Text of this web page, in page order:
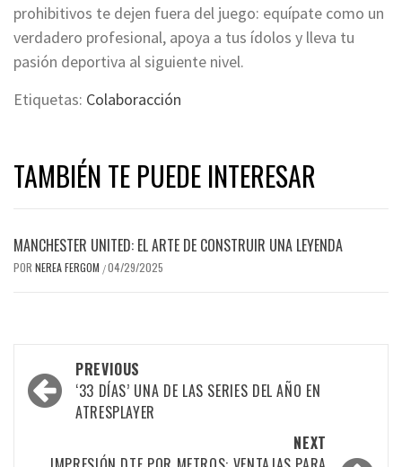
prohibitivos te dejen fuera del juego: equípate como un
verdadero profesional, apoya a tus ídolos y lleva tu
pasión deportiva al siguiente nivel.
Etiquetas: Colaboracción
TAMBIÉN TE PUEDE INTERESAR
MANCHESTER UNITED: EL ARTE DE CONSTRUIR UNA LEYENDA
POR NEREA FERGOM /04/29/2025
Post
navigation
PREVIOUS
‘33 DÍAS’ UNA DE LAS SERIES DEL AÑO EN
ATRESPLAYER
NEXT